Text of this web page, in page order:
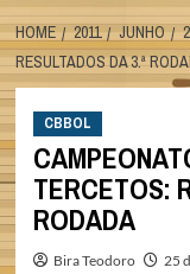
HOME 2011 JUNHO
RESULTADOS DA 3.ª
CBBOL
TERCETOS:
RODADA
Bira Teodoro 25